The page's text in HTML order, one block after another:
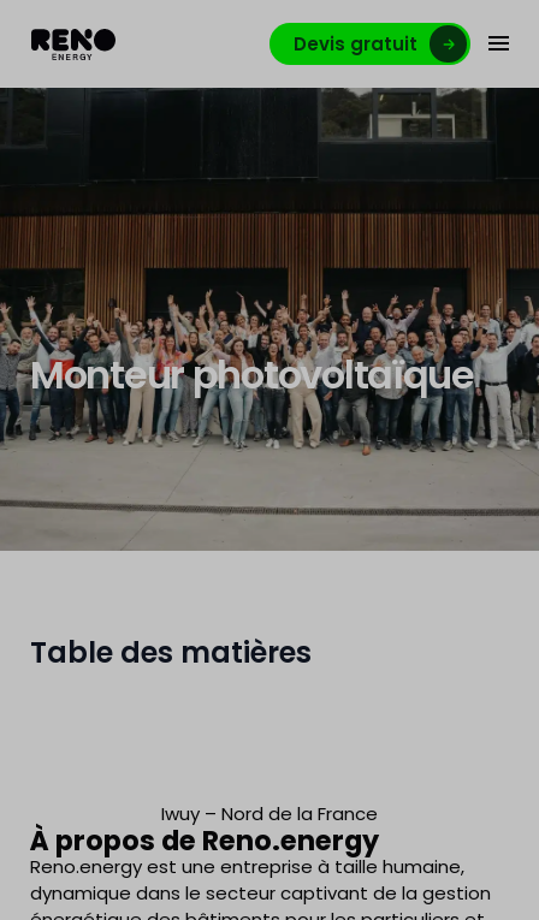
Devis gratuit
Monteur photovoltaïque
Table des matières
Iwuy – Nord de la France
À propos de Reno.energy
Reno.energy est une entreprise à taille humaine,
dynamique dans le secteur captivant de la gestion